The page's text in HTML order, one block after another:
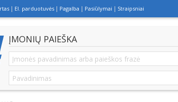
El. parduotuvės Pagalba Pasiūlymai Straipsniai
ĮMONIŲ PAIEŠKA